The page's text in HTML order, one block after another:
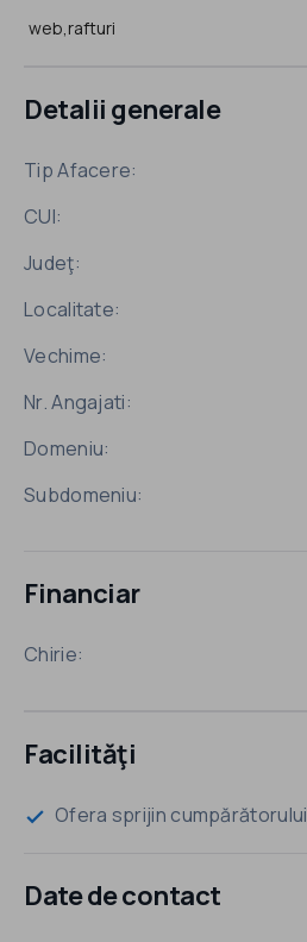
web,rafturi
Detalii generale
Tip Afacere:
CUI:
Judeţ:
Localitate:
Vechime:
Nr. Angajati:
Domeniu:
Subdomeniu:
Financiar
Chirie:
Facilităţi
check Ofera sprijin cumpărătorului
Date de contact